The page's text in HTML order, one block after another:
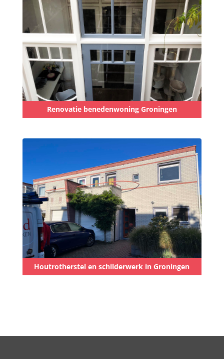
Renovatie benedenwoning Groningen
Houtrotherstel en schilderwerk in Groningen